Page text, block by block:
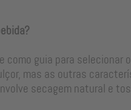
guia para selecionar
mas as outras
secagem natural e